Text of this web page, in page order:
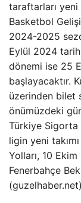
taraftarları yeni
Basketbol
2024-2025
Eylül 2024
dönemi ise 25
başlayacaktır.
üzerinden bilet
önümüzdeki
Türkiye Sigorta
ligin yeni
Yolları, 10
Fenerbahçe